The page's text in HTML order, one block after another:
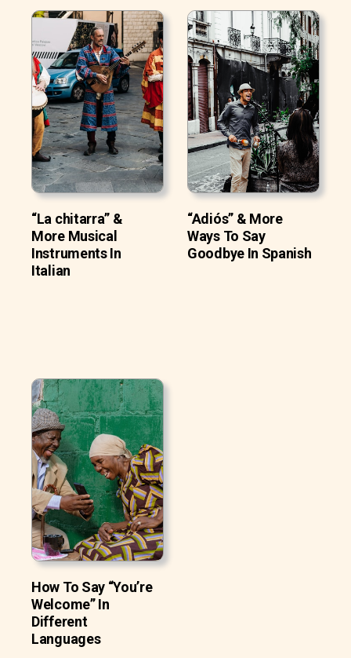
“La chitarra” &
More Musical
Instruments In
Italian
“Adiós” & More
Ways To Say
Goodbye In Spanish
How To Say “You’re
Welcome” In
Different
Languages